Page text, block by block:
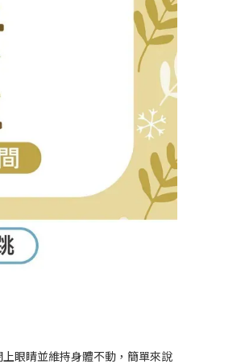
眼睛並維持身體不動，簡單來說